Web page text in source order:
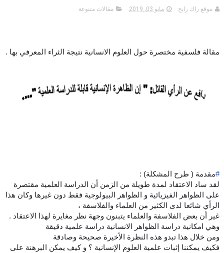
موقع راك رابح مايو 03, 2019 مقالات متنوعة
مقالة فلسفية مختصرة حول العلوم الانسانية نتيجة الثراء المعرفي بها .
#مقدمة ( طرح المشكلة) :
لقد ساد الاعتقاد لمدة طويلة من الزمن أن الدراسة العلمية مقتصرة
على الظواهر الفيزيائية و الظواهر البيولوجية فقط دون غيرها وكان هذا
الرأي شائعا لدى الكثير من العلماء والفلاسفة ،
غير أن بعض الفلاسفة والعلماء يتبنون وجهة نظر مغايرة لهذا الاعتقاد .
وهي امكانية دراسة الظواهر الانسانية دراسة علمية دقيقة
ومن خلال هذا تبدو هذه النظرة الأخيرة صحيحة وصادقة
فكيف يمكننا إثبات علمية العلوم الإنسانية ؟ و كيف يمكن البرهنة على